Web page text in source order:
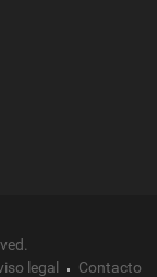
legal Contacto